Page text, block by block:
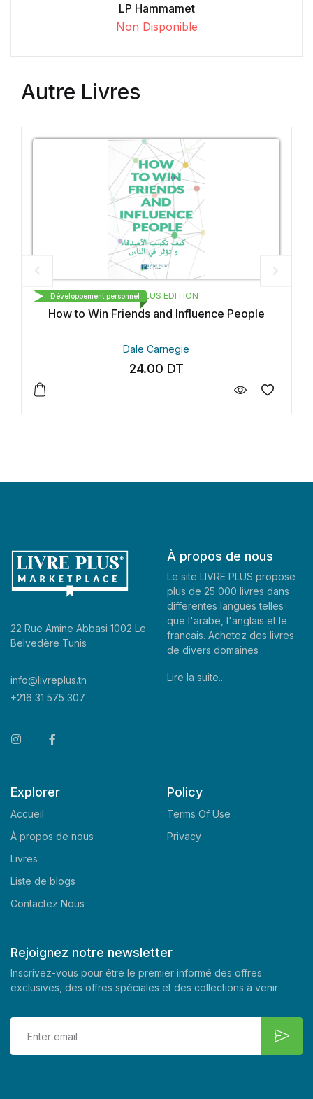
LP Hammamet
Non Disponible
Autre Livres
LIVRE PLUS EDITION
Friends and Influence People
personnel
22 Rue Amine Abbasi 1002 Le
Belvedère Tunis
info@livreplus.tn
+216 31 575 307
À propos de nous
Le site LIVRE PLUS propose
plus de 25 000 livres dans
differentes langues telles
que l'arabe, l'anglais et le
francais. Achetez des livres
de divers domaines
Lire la suite..
Explorer
Accueil
À propos de nous
Livres
Liste de blogs
Contactez Nous
Policy
Terms Of Use
Privacy
Rejoignez notre newsletter
Inscrivez-vous pour être le premier informé des offres
exclusives, des offres spéciales et des collections à venir